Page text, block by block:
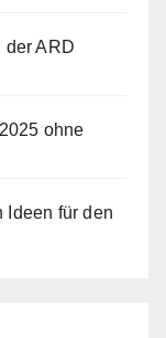
der ARD
ohne
Ideen für den